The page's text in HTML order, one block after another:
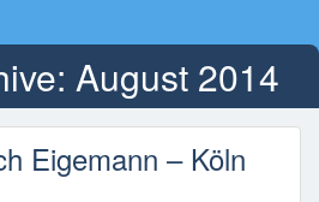
August 2014
Eigemann – Köln